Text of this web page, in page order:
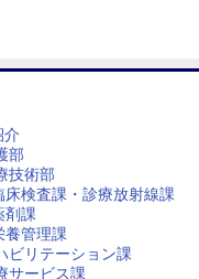
介
部
技術部
床検査課・診療放射線課
剤課
養管理課
ビリテーション課
サービス課